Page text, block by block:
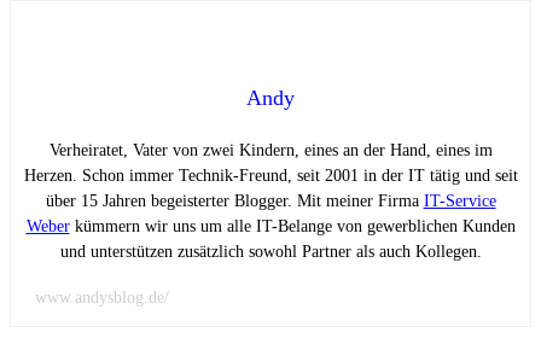
Andy
Verheiratet, Vater von zwei Kindern, eines an der Hand, eines im
Herzen. Schon immer Technik-Freund, seit 2001 in der IT tätig und seit
über 15 Jahren begeisterter Blogger. Mit meiner Firma IT-Service
Weberkümmern wir uns um alle IT-Belange von gewerblichen Kunden
und unterstützen zusätzlich sowohl Partner als auch Kollegen.
www.andysblog.de/